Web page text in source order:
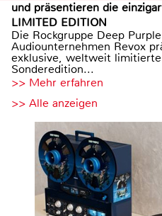
und präsentieren die
LIMITED EDITION
Die Rockgruppe Deep
Audiounternehmen Revox
exklusive, weltweit
Sonderedition...
>> Mehr erfahren
>> Alle anzeigen